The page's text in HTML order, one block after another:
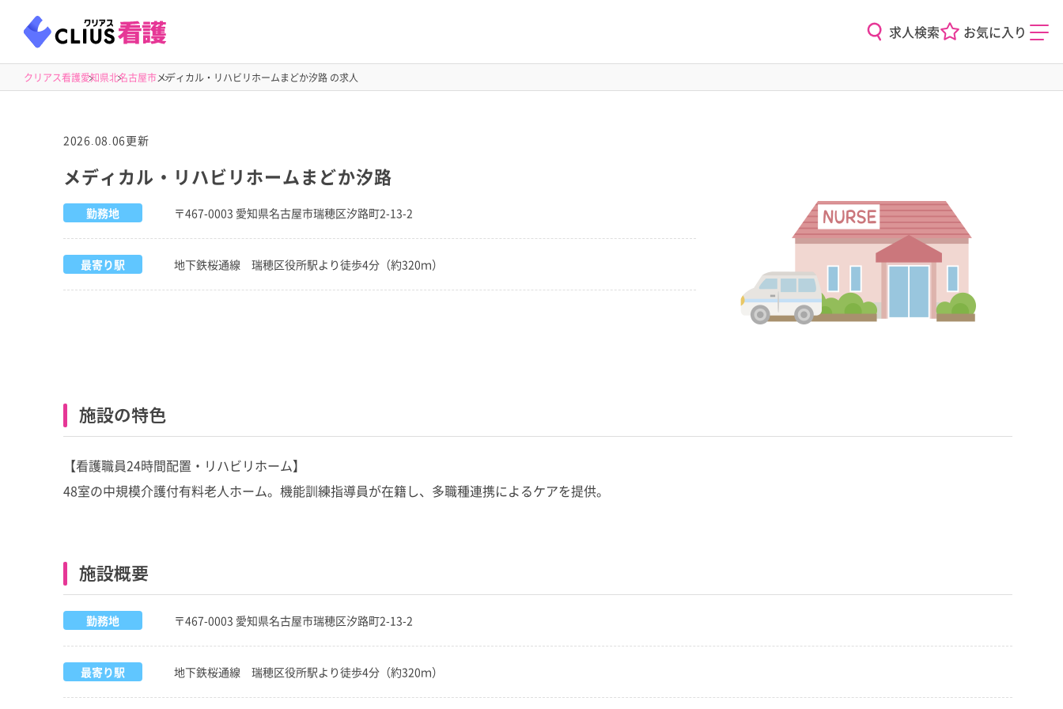
求人検索 お気に入り
クリアス看護愛知県北名古屋市メディカル・リハビリホームまどか汐路 の求人
2026.08.06更新
メディカル・リハビリホームまどか汐路
勤務地 〒467-0003 愛知県名古屋市瑞穂区汐路町2-13-2
最寄り駅 地下鉄桜通線 瑞穂区役所駅より徒歩4分（約320ｍ）
施設の特色
【看護職員24時間配置・リハビリホーム】
48室の中規模介護付有料老人ホーム。機能訓練指導員が在籍し、多職種連携によるケアを提供。
施設概要
勤務地 〒467-0003 愛知県名古屋市瑞穂区汐路町2-13-2
最寄り駅 地下鉄桜通線 瑞穂区役所駅より徒歩4分（約320ｍ）